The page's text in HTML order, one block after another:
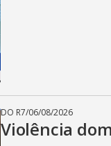
DO R7/06/08/2026
Violência